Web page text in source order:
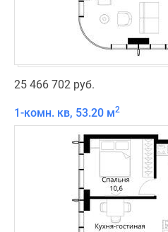
25 466 702 руб.
1-комн. кв, 53.20 м2